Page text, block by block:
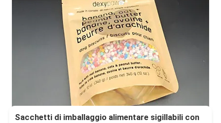
Sacchetti di imballaggio alimentare sigillabili con